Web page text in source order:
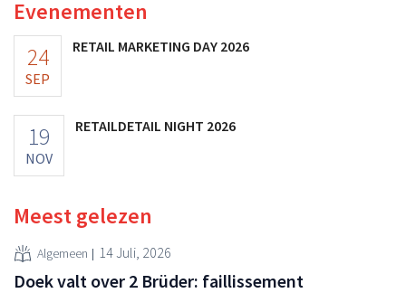
Evenementen
24
SEP
RETAIL MARKETING DAY 2026
19
NOV
RETAILDETAIL NIGHT 2026
Meest gelezen
Algemeen 14 Juli, 2026
Doek valt over 2 Brüder: faillissement